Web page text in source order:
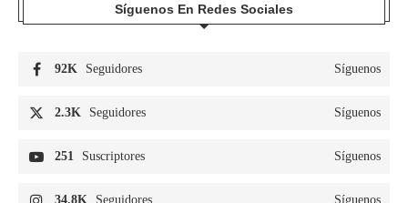
Síguenos En Redes Sociales
92K Seguidores Síguenos
2.3K Seguidores Síguenos
251 Suscriptores Síguenos
34.8K Seguidores Síguenos